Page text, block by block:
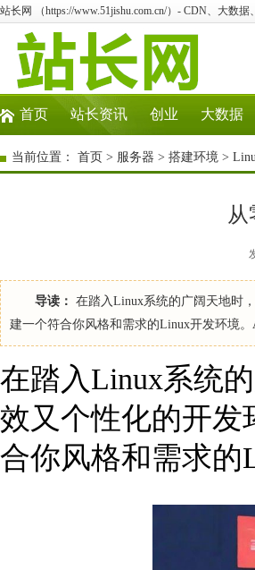
站长网 （https://www.51jishu.com.cn/）- CDN、大数
首页 站长资讯 创业 大数据
当前位置： 首页 > 服务器 > 搭建环境 >
导读： 在踏入Linux系统的广阔天地时
建一个符合你风格和需求的Linux开发环境
在踏入Linux系统
效又个性化的开发
合你风格和需求的